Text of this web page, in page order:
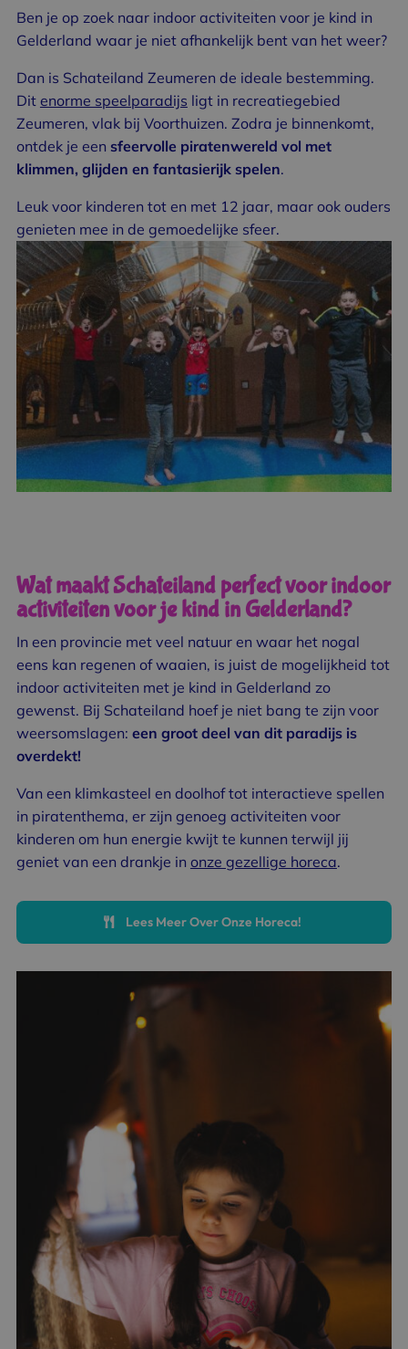
Ben je op zoek naar indoor activiteiten voor je kind in
Gelderland waar je niet afhankelijk bent van het weer?
Dan is Schateiland Zeumeren de ideale bestemming.
Dit enorme speelparadijs ligt in recreatiegebied
Zeumeren, vlak bij Voorthuizen. Zodra je binnenkomt,
ontdek je een sfeervolle piratenwereld vol met
klimmen, glijden en fantasierijk spelen.
Leuk voor kinderen tot en met 12 jaar, maar ook ouders
genieten mee in de gemoedelijke sfeer.
Wat maakt Schateiland perfect voor indoor
activiteiten voor je kind in Gelderland?
In een provincie met veel natuur en waar het nogal
eens kan regenen of waaien, is juist de mogelijkheid tot
indoor activiteiten met je kind in Gelderland zo
gewenst. Bij Schateiland hoef je niet bang te zijn voor
weersomslagen: een groot deel van dit paradijs is
overdekt!
Van een klimkasteel en doolhof tot interactieve spellen
in piratenthema, er zijn genoeg activiteiten voor
kinderen om hun energie kwijt te kunnen terwijl jij
geniet van een drankje in onze gezellige horeca.
Lees Meer Over Onze Horeca!